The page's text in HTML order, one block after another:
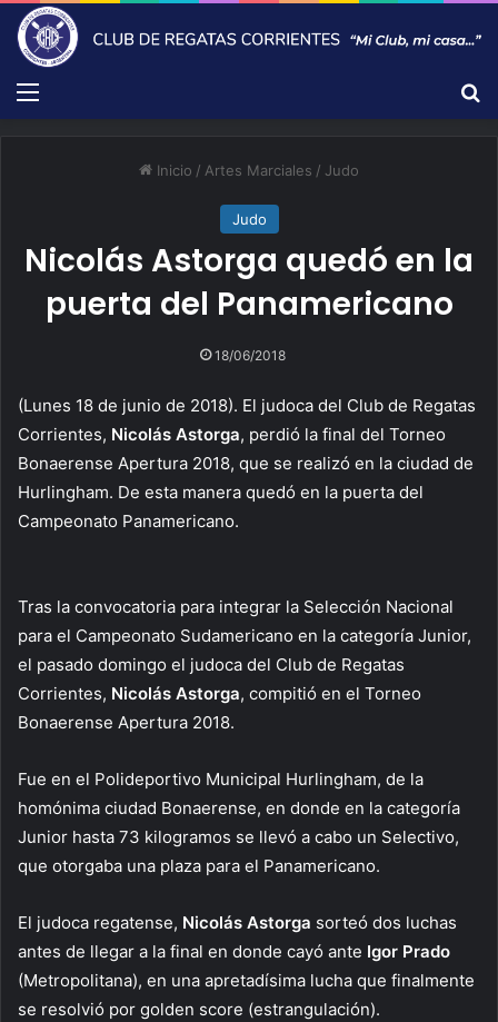
Menú
Inicio / Artes Marciales / Judo
Judo
Nicolás Astorga quedó en la
puerta del Panamericano
18/06/2018
(Lunes 18 de junio de 2018). El judoca del Club de Regatas
Corrientes, Nicolás Astorga, perdió la final del Torneo
Bonaerense Apertura 2018, que se realizó en la ciudad de
Hurlingham. De esta manera quedó en la puerta del
Campeonato Panamericano.
Tras la convocatoria para integrar la Selección Nacional
para el Campeonato Sudamericano en la categoría Junior,
el pasado domingo el judoca del Club de Regatas
Corrientes, Nicolás Astorga, compitió en el Torneo
Bonaerense Apertura 2018.
Fue en el Polideportivo Municipal Hurlingham, de la
homónima ciudad Bonaerense, en donde en la categoría
Junior hasta 73 kilogramos se llevó a cabo un Selectivo,
que otorgaba una plaza para el Panamericano.
El judoca regatense, Nicolás Astorga sorteó dos luchas
antes de llegar a la final en donde cayó ante Igor Prado
(Metropolitana), en una apretadísima lucha que finalmente
se resolvió por golden score (estrangulación).